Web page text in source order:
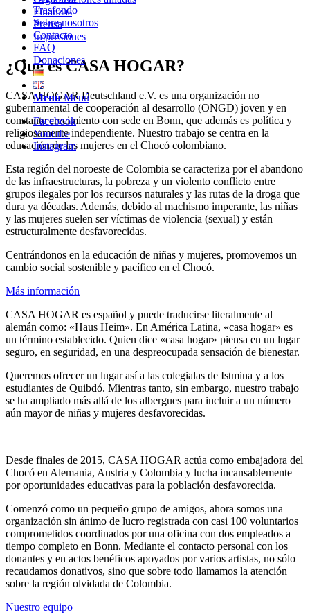
Trasfondo
Sobre nosotros
Contacto
FAQ
Donaciones
Menú Menú
Facebook
Youtube
Instagram
Finanzas
Prensa
Impresiones
¿Qué es CASA HOGAR?
CASA HOGAR Deutschland e.V. es una organización no
gubernamental de cooperación al desarrollo (ONGD) joven y en
constante crecimiento con sede en Bonn, que además es política y
religiosamente independiente. Nuestro trabajo se centra en la
educación de las mujeres en el Chocó colombiano.
Esta región del noroeste de Colombia se caracteriza por el abandono
de las infraestructuras, la pobreza y un violento conflicto entre
grupos ilegales por los recursos naturales y las rutas de la droga que
dura ya décadas. Además, debido al machismo imperante, las niñas
y las mujeres suelen ser víctimas de violencia (sexual) y están
estructuralmente desfavorecidas.
Centrándonos en la educación de niñas y mujeres, promovemos un
cambio social sostenible y pacífico en el Chocó.
Más información
CASA HOGAR es español y puede traducirse literalmente al
alemán como: «Haus Heim». En América Latina, «casa hogar» es
un término establecido. Quien dice «casa hogar» piensa en un lugar
seguro, en seguridad, en una despreocupada sensación de bienestar.
Queremos ofrecer un lugar así a las colegialas de Istmina y a los
estudiantes de Quibdó. Mientras tanto, sin embargo, nuestro trabajo
se ha ampliado más allá de los albergues para incluir a un número
aún mayor de niñas y mujeres desfavorecidas.
Desde finales de 2015, CASA HOGAR actúa como embajadora del
Chocó en Alemania, Austria y Colombia y lucha incansablemente
por oportunidades educativas para la población desfavorecida.
Comenzó como un pequeño grupo de amigos, ahora somos una
organización sin ánimo de lucro registrada con casi 100 voluntarios
comprometidos coordinados por una oficina con dos empleados a
tiempo completo en Bonn. Mediante el contacto personal con los
donantes y en actos benéficos apoyados por varios artistas, no sólo
recaudamos donativos, sino que sobre todo llamamos la atención
sobre la región olvidada de Colombia.
Nuestro equipo